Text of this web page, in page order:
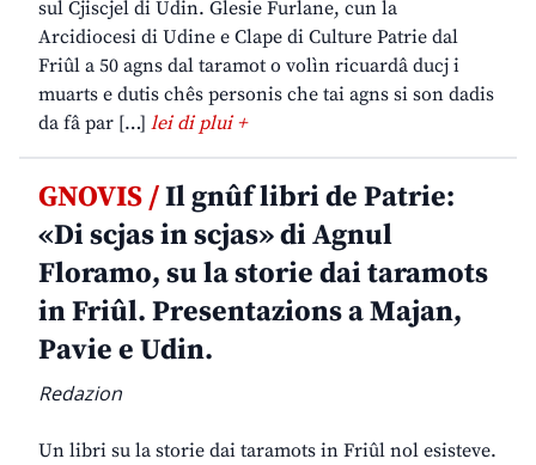
sul Cjiscjel di Udin. Glesie Furlane, cun la
Arcidiocesi di Udine e Clape di Culture Patrie dal
Friûl a 50 agns dal taramot o volìn ricuardâ ducj i
muarts e dutis chês personis che tai agns si son dadis
da fâ par […] lei di plui +
GNOVIS /Il gnûf libri de Patrie:
«Di scjas in scjas» di Agnul
Floramo, su la storie dai taramots
in Friûl. Presentazions a Majan,
Pavie e Udin.
Redazion
Un libri su la storie dai taramots in Friûl nol esisteve.